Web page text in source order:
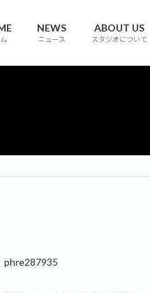
NEWS
ニュース
ABOUT US
スタジオについて
phre287935